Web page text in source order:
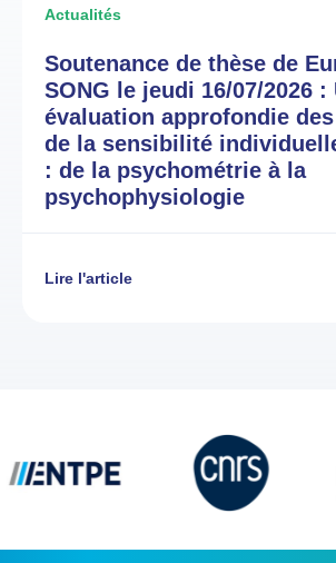
Actualités
Soutenance de thèse de
SONG le jeudi 16/07/2026 :
évaluation approfondie
de la sensibilité
: de la psychométrie à la
psychophysiologie
Lire l'article